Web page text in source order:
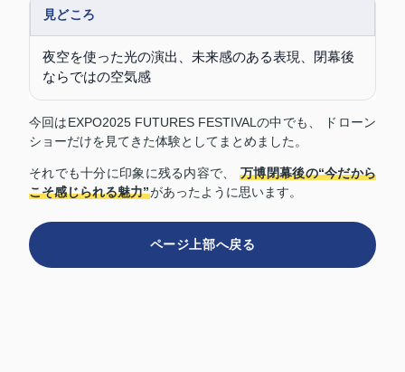
見どころ
夜空を使った光の演出、未来感のある表現、閉幕後
ならではの空気感
今回はEXPO2025 FUTURES FESTIVALの中でも、 ドローン
ショーだけを見てきた体験としてまとめました。
それでも十分に印象に残る内容で、 万博閉幕後の“今だから
こそ感じられる魅力”があったように思います。
ページ上部へ戻る